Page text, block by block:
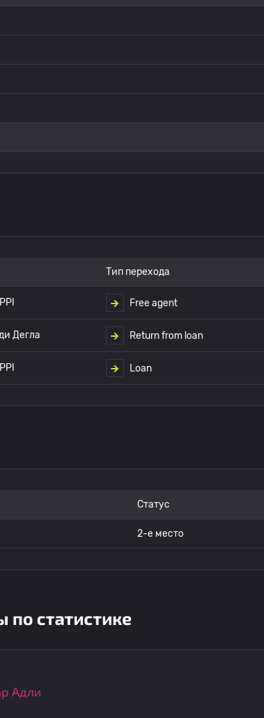
Тип перехода
Free agent
Дегла Return from loan
Loan
Статус
2-е место
по статистике
Адли